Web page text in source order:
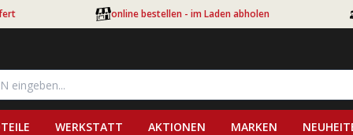
online bestellen - im Laden abholen
WERKSTATT AKTIONEN MARKEN